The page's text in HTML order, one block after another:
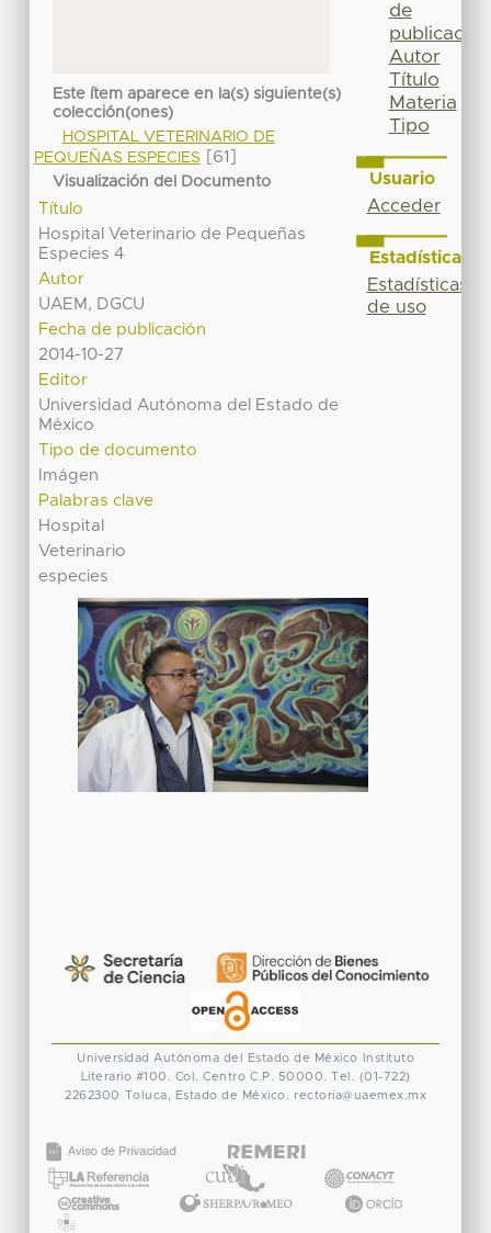
Este ítem aparece en la(s) siguiente(s)
colección(ones)
HOSPITAL VETERINARIO DE
PEQUEÑAS ESPECIES
[61]
Visualización del Documento
Título
Hospital Veterinario de Pequeñas
Especies 4
Autor
UAEM, DGCU
Fecha de publicación
2014-10-27
Editor
Universidad Autónoma del Estado de
México
Tipo de documento
Imágen
Palabras clave
Hospital
Veterinario
especies
de
publicación
Autor
Título
Materia
Tipo
Usuario
Acceder
Estadísticas
Estadísticas
de uso
Universidad Autónoma del Estado de México
Instituto
Literario #100. Col. Centro C.P. 50000. Tel. (01-722)
2262300 Toluca, Estado de México. rectoria@uaemex.mx